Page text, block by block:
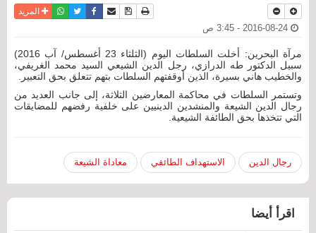
نسخة للطباعة
حفظ الموضوع
أرسل الى صديق
فيسبوكتويترواتسابالمزيد
مرآة البحرين: أخلت السلطات اليوم (الثلثاء 23 أغسطس/ آب 2016)
سبيل الدكتور طه الدرازي، رجل الدين الشيعي السيد محمد الغريفي،
والخطيب هاني بسيرة، الذين أوقفتهم السلطات بتهم تتعلق بحق التعبير.
وتستمر السلطات في محاكمة المعارضين الثلاثة، إلى جانب العديد من
رجال الدين الشيعة والمنشدين الدينيين على خلفية رفضهم للمضايقات
التي تتخذها بحق الطائفة الشيعية.
رجال الدين الاستهداف الطائفي معاداة الشيعة
اقرأ أيضا